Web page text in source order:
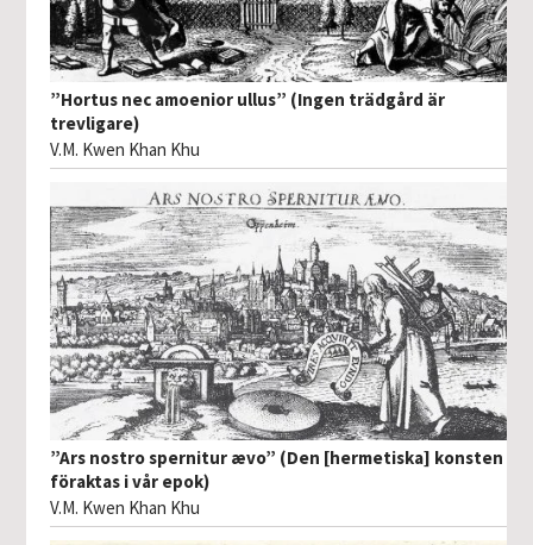
”Hortus nec amoenior ullus” (Ingen trädgård är
trevligare)
V.M. Kwen Khan Khu
”Ars nostro spernitur ævo” (Den [hermetiska] konsten
föraktas i vår epok)
V.M. Kwen Khan Khu